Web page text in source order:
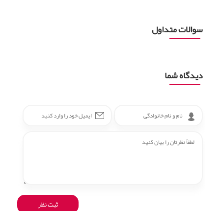
سوالات متداول
دیدگاه شما